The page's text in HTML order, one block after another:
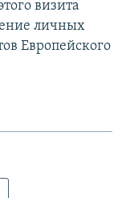
визита
личных
Европейского